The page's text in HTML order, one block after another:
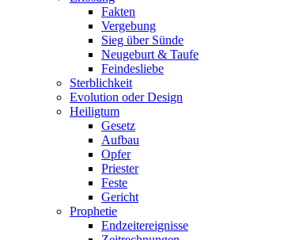
Fakten
Vergebung
Sieg über Sünde
Neugeburt & Taufe
Feindesliebe
Sterblichkeit
Evolution oder Design
Heiligtum
Gesetz
Aufbau
Opfer
Priester
Feste
Gericht
Prophetie
Endzeitereignisse